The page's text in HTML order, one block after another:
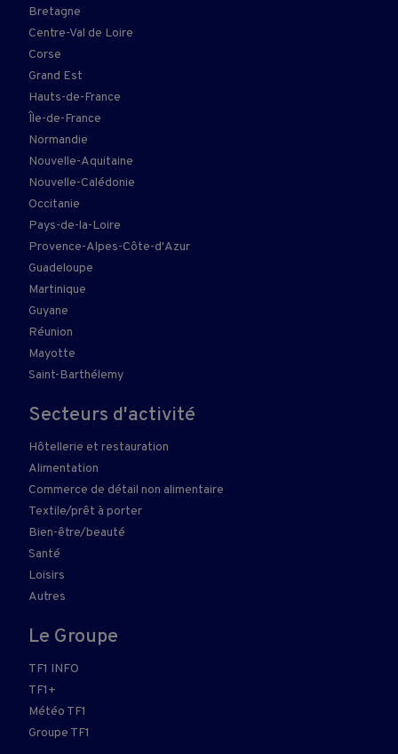
Bretagne
Centre-Val de Loire
Corse
Grand Est
Hauts-de-France
Île-de-France
Normandie
Nouvelle-Aquitaine
Nouvelle-Calédonie
Occitanie
Pays-de-la-Loire
Provence-Alpes-Côte-d'Azur
Guadeloupe
Martinique
Guyane
Réunion
Mayotte
Saint-Barthélemy
Secteurs d'activité
Hôtellerie et restauration
Alimentation
Commerce de détail non alimentaire
Textile/prêt à porter
Bien-être/beauté
Santé
Loisirs
Autres
Le Groupe
TF1 INFO
TF1+
Météo TF1
Groupe TF1